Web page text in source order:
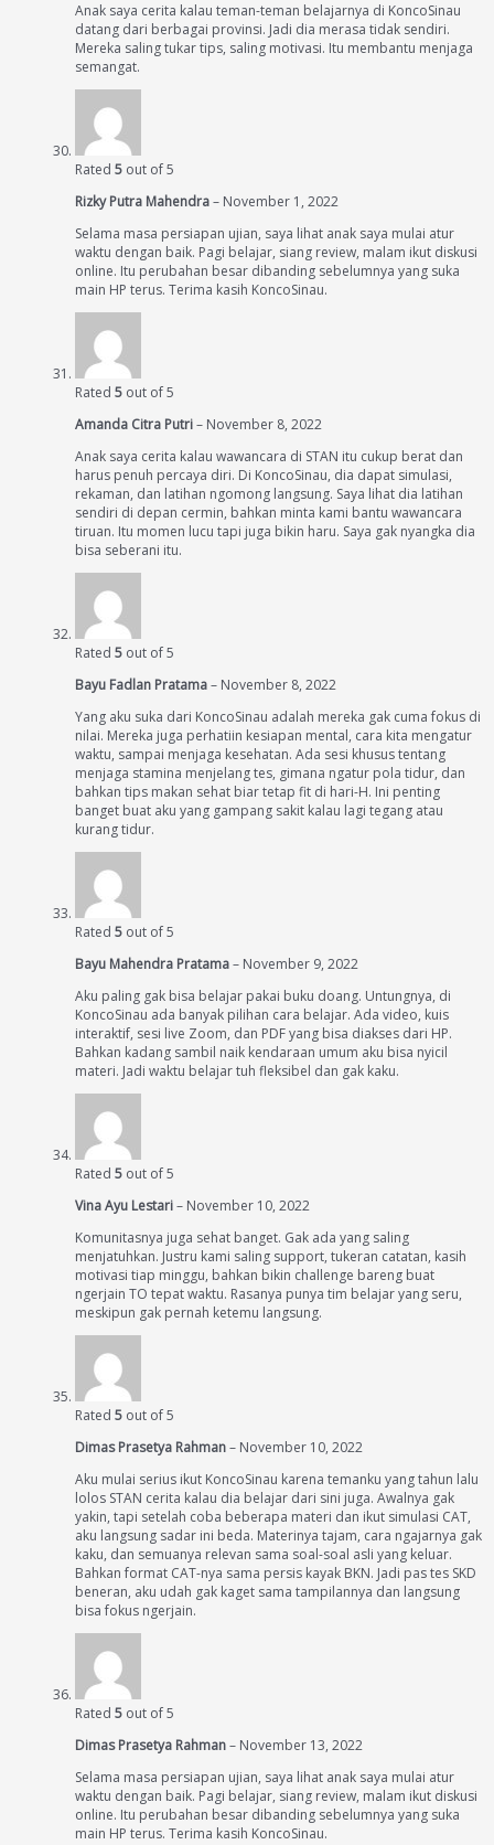
Anak saya cerita kalau teman-teman belajarnya di KoncoSinau
datang dari berbagai provinsi. Jadi dia merasa tidak sendiri.
Mereka saling tukar tips, saling motivasi. Itu membantu menjaga
semangat.
Rated 5 out of 5
Rizky Putra Mahendra– November 1, 2022
Selama masa persiapan ujian, saya lihat anak saya mulai atur
waktu dengan baik. Pagi belajar, siang review, malam ikut diskusi
online. Itu perubahan besar dibanding sebelumnya yang suka
main HP terus. Terima kasih KoncoSinau.
Rated 5 out of 5
Amanda Citra Putri– November 8, 2022
Anak saya cerita kalau wawancara di STAN itu cukup berat dan
harus penuh percaya diri. Di KoncoSinau, dia dapat simulasi,
rekaman, dan latihan ngomong langsung. Saya lihat dia latihan
sendiri di depan cermin, bahkan minta kami bantu wawancara
tiruan. Itu momen lucu tapi juga bikin haru. Saya gak nyangka dia
bisa seberani itu.
Rated 5 out of 5
Bayu Fadlan Pratama– November 8, 2022
Yang aku suka dari KoncoSinau adalah mereka gak cuma fokus di
nilai. Mereka juga perhatiin kesiapan mental, cara kita mengatur
waktu, sampai menjaga kesehatan. Ada sesi khusus tentang
menjaga stamina menjelang tes, gimana ngatur pola tidur, dan
bahkan tips makan sehat biar tetap fit di hari-H. Ini penting
banget buat aku yang gampang sakit kalau lagi tegang atau
kurang tidur.
Rated 5 out of 5
Bayu Mahendra Pratama– November 9, 2022
Aku paling gak bisa belajar pakai buku doang. Untungnya, di
KoncoSinau ada banyak pilihan cara belajar. Ada video, kuis
interaktif, sesi live Zoom, dan PDF yang bisa diakses dari HP.
Bahkan kadang sambil naik kendaraan umum aku bisa nyicil
materi. Jadi waktu belajar tuh fleksibel dan gak kaku.
Rated 5 out of 5
Vina Ayu Lestari– November 10, 2022
Komunitasnya juga sehat banget. Gak ada yang saling
menjatuhkan. Justru kami saling support, tukeran catatan, kasih
motivasi tiap minggu, bahkan bikin challenge bareng buat
ngerjain TO tepat waktu. Rasanya punya tim belajar yang seru,
meskipun gak pernah ketemu langsung.
Rated 5 out of 5
Dimas Prasetya Rahman– November 10, 2022
Aku mulai serius ikut KoncoSinau karena temanku yang tahun lalu
lolos STAN cerita kalau dia belajar dari sini juga. Awalnya gak
yakin, tapi setelah coba beberapa materi dan ikut simulasi CAT,
aku langsung sadar ini beda. Materinya tajam, cara ngajarnya gak
kaku, dan semuanya relevan sama soal-soal asli yang keluar.
Bahkan format CAT-nya sama persis kayak BKN. Jadi pas tes SKD
beneran, aku udah gak kaget sama tampilannya dan langsung
bisa fokus ngerjain.
Rated 5 out of 5
Dimas Prasetya Rahman– November 13, 2022
Selama masa persiapan ujian, saya lihat anak saya mulai atur
waktu dengan baik. Pagi belajar, siang review, malam ikut diskusi
online. Itu perubahan besar dibanding sebelumnya yang suka
main HP terus. Terima kasih KoncoSinau.